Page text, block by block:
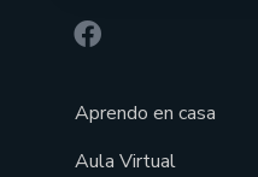
Aprendo en casa
Aula Virtual